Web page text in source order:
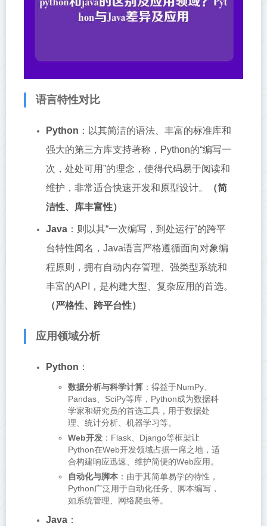
语言特性对比
Python ：以其简洁的语法、丰富的标准库和
强大的第三方库支持著称，Python的“编写一
次，处处可用”的理念，使得代码易于阅读和
维护，非常适合快速开发和原型设计。
（简
洁性、库丰富性）
Java：则以其“一次编写，到处运行”的跨平
台特性闻名，Java语言严格遵循面向对象编
程原则，拥有自动内存管理、强类型系统和
丰富的API，是构建大型、复杂应用的首选。
（严格性、跨平台性）
应用领域分析
Python ：
数据分析与科学计算：得益于NumPy、
Pandas、SciPy等库，Python成为数据科
学家和研究员的首选工具，用于数据处
理、统计分析、机器学习等。
Web开发：Flask、Django等框架让
Python在Web开发领域占据一席之地，适
合构建响应迅速、维护简便的Web应用。
自动化与脚本：由于其简单易学的特性，
Python广泛用于自动化任务、脚本编写，
如系统管理、网络爬虫等。
Java：